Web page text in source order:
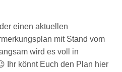
einen aktuellen
mit Stand vom
wird es voll in
Ihr könnt Euch den Plan hier